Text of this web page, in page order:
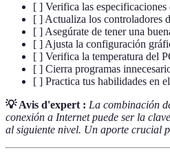
[ ] Verifica las especificaciones
[ ] Actualiza los controladores
[ ] Asegúrate de tener una
[ ] Ajusta la configuración
[ ] Verifica la temperatura del
[ ] Cierra programas
[ ] Practica tus habilidades en
💡 Avis d'expert : La combinación
conexión a Internet puede ser la
al siguiente nivel. Un aporte crucial